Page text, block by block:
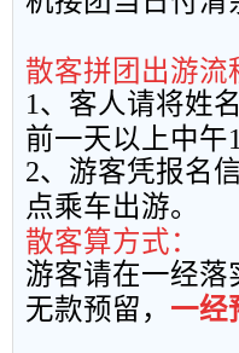
散客拼团出游流
1、客人请将姓
前一天以上中午
2、游客凭报名
点乘车出游。
散客算方式：
游客请在一经
无款预留， 一经